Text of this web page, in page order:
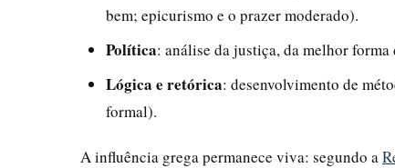
bem; epicurismo e o prazer moderado).
Política: análise da justiça, da melhor
Lógica e retórica: desenvolvimento de
formal).
A influência grega permanece viva: segundo a